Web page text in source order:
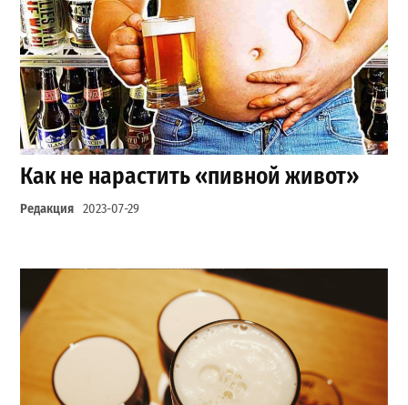
Как не нарастить «пивной живот»
Редакция 2023-07-29